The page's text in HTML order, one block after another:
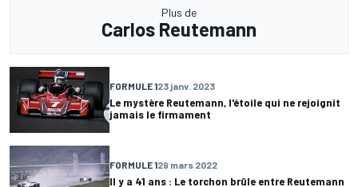
Plus de
Carlos Reutemann
FORMULE 123 janv. 2023
Le mystère Reutemann, l'étoile qui ne rejoignit
jamais le firmament
FORMULE 129 mars 2022
Il y a 41 ans : Le torchon brûle entre Reutemann